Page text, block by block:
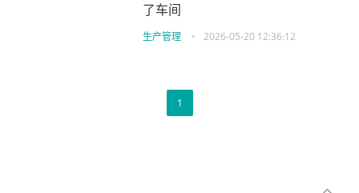
了车间
生产管理 • 2026-05-20 12:36:12
1